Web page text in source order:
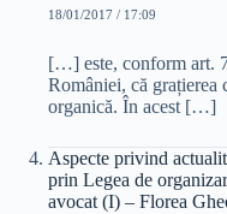
18/01/2017 / 17:09
[…] este, conform art.
României, că grațierea
organică. În acest […]
Aspecte privind
prin Legea de
avocat (I) – Florea